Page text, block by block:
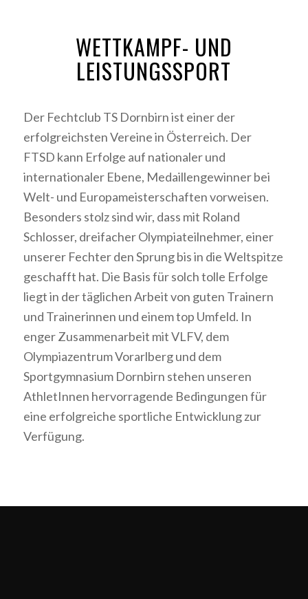
WETTKAMPF- UND
LEISTUNGSSPORT
Der Fechtclub TS Dornbirn ist einer der
erfolgreichsten Vereine in Österreich. Der
FTSD kann Erfolge auf nationaler und
internationaler Ebene, Medaillengewinner bei
Welt- und Europameisterschaften vorweisen.
Besonders stolz sind wir, dass mit Roland
Schlosser, dreifacher Olympiateilnehmer, einer
unserer Fechter den Sprung bis in die Weltspitze
geschafft hat. Die Basis für solch tolle Erfolge
liegt in der täglichen Arbeit von guten Trainern
und Trainerinnen und einem top Umfeld. In
enger Zusammenarbeit mit VLFV, dem
Olympiazentrum Vorarlberg und dem
Sportgymnasium Dornbirn stehen unseren
AthletInnen hervorragende Bedingungen für
eine erfolgreiche sportliche Entwicklung zur
Verfügung.